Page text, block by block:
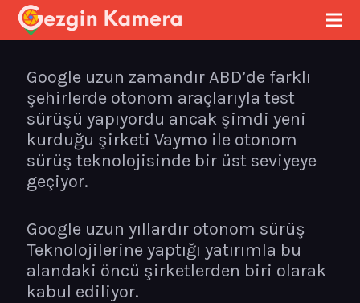
Google uzun zamandır ABD’de farklı
şehirlerde otonom araçlarıyla test
sürüşü yapıyordu ancak şimdi yeni
kurduğu şirketi Vaymo ile otonom
sürüş teknolojisinde bir üst seviyeye
geçiyor.
Google uzun yıllardır otonom sürüş
Teknolojilerine yaptığı yatırımla bu
alandaki öncü şirketlerden biri olarak
kabul ediliyor.